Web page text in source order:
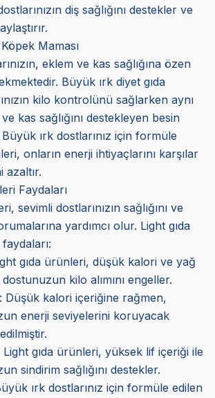
diş sağlığını destekler ve
Maması
eklem ve kas sağlığına özen
Büyük ırk diyet gıda
kilo kontrolünü sağlarken aynı
kas sağlığını destekleyen besin
ırk dostlarınız için formüle
onların enerji ihtiyaçlarını karşılar
azaltır.
Faydaları
sevimli dostlarınızın sağlığını ve
yardımcı olur. Light gıda
gıda ürünleri, düşük kalori ve yağ
kilo alımını engeller.
Düşük kalori içeriğine rağmen,
enerji seviyelerini koruyacak
Light gıda ürünleri, yüksek lif içeriği ile
sindirim sağlığını destekler.
ırk dostlarınız için formüle edilen